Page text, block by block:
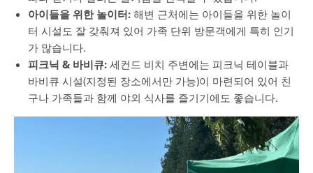
아이들을 위한 놀이터: 해변 근처에는 아이들을 위한 놀이
터 시설도 잘 갖춰져 있어 가족 단위 방문객에게 특히 인기
가 많습니다.
피크닉 & 바비큐: 세컨드 비치 주변에는 피크닉 테이블과
바비큐 시설(지정된 장소에서만 가능)이 마련되어 있어 친
구나 가족들과 함께 야외 식사를 즐기기에도 좋습니다.